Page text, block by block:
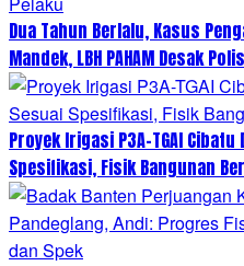
Dua Tahun Berlalu, Kasus
Mandek, LBH PAHAM Desak
Proyek Irigasi P3A-TGAI
Spesifikasi, Fisik Bangunan